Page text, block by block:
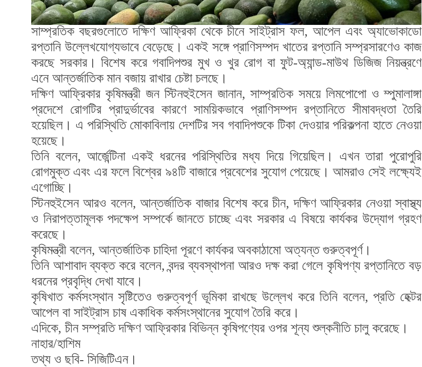
সাম্প্রতিক বছরগুলোতে দক্ষিণ আফ্রিকা থেকে চীনে সাইট্রাস ফল, আপেল এবং অ্যাভোকাডো
রপ্তানি উল্লেখযোগ্যভাবে বেড়েছে। একই সঙ্গে প্রাণিসম্পদ খাতের রপ্তানি সম্প্রসারণেও কাজ
করছে সরকার। বিশেষ করে গবাদিপশুর মুখ ও খুর রোগ বা ফুট-অ্যান্ড-মাউথ ডিজিজ নিয়ন্ত্রণে
এনে আন্তর্জাতিক মান বজায় রাখার চেষ্টা চলছে।
দক্ষিণ আফ্রিকার কৃষিমন্ত্রী জন স্টিনহুইসেন জানান, সাম্প্রতিক সময়ে লিমপোপো ও ম্পুমালাঙ্গা
প্রদেশে রোগটির প্রাদুর্ভাবের কারণে সাময়িকভাবে প্রাণিসম্পদ রপ্তানিতে সীমাবদ্ধতা তৈরি
হয়েছিল। এ পরিস্থিতি মোকাবিলায় দেশটির সব গবাদিপশুকে টিকা দেওয়ার পরিকল্পনা হাতে নেওয়া
হয়েছে।
তিনি বলেন, আর্জেন্টিনা একই ধরনের পরিস্থিতির মধ্য দিয়ে গিয়েছিল। এখন তারা পুরোপুরি
রোগমুক্ত এবং এর ফলে বিশ্বের ৯৪টি বাজারে প্রবেশের সুযোগ পেয়েছে। আমরাও সেই লক্ষ্যেই
এগোচ্ছি।
স্টিনহুইসেন আরও বলেন, আন্তর্জাতিক বাজার বিশেষ করে চীন, দক্ষিণ আফ্রিকার নেওয়া স্বাস্থ্য
ও নিরাপত্তামূলক পদক্ষেপ সম্পর্কে জানতে চাচ্ছে এবং সরকার এ বিষয়ে কার্যকর উদ্যোগ গ্রহণ
করেছে।
কৃষিমন্ত্রী বলেন, আন্তর্জাতিক চাহিদা পূরণে কার্যকর অবকাঠামো অত্যন্ত গুরুত্বপূর্ণ।
তিনি আশাবাদ ব্যক্ত করে বলেন, বন্দর ব্যবস্থাপনা আরও দক্ষ করা গেলে কৃষিপণ্য রপ্তানিতে বড়
ধরনের প্রবৃদ্ধি দেখা যাবে।
কৃষিখাত কর্মসংস্থান সৃষ্টিতেও গুরুত্বপূর্ণ ভূমিকা রাখছে উল্লেখ করে তিনি বলেন, প্রতি হেক্টর
আপেল বা সাইট্রাস চাষ একাধিক কর্মসংস্থানের সুযোগ তৈরি করে।
এদিকে, চীন সম্প্রতি দক্ষিণ আফ্রিকার বিভিন্ন কৃষিপণ্যের ওপর শূন্য শুল্কনীতি চালু করেছে।
নাহার/হাশিম
তথ্য ও ছবি- সিজিটিএন।